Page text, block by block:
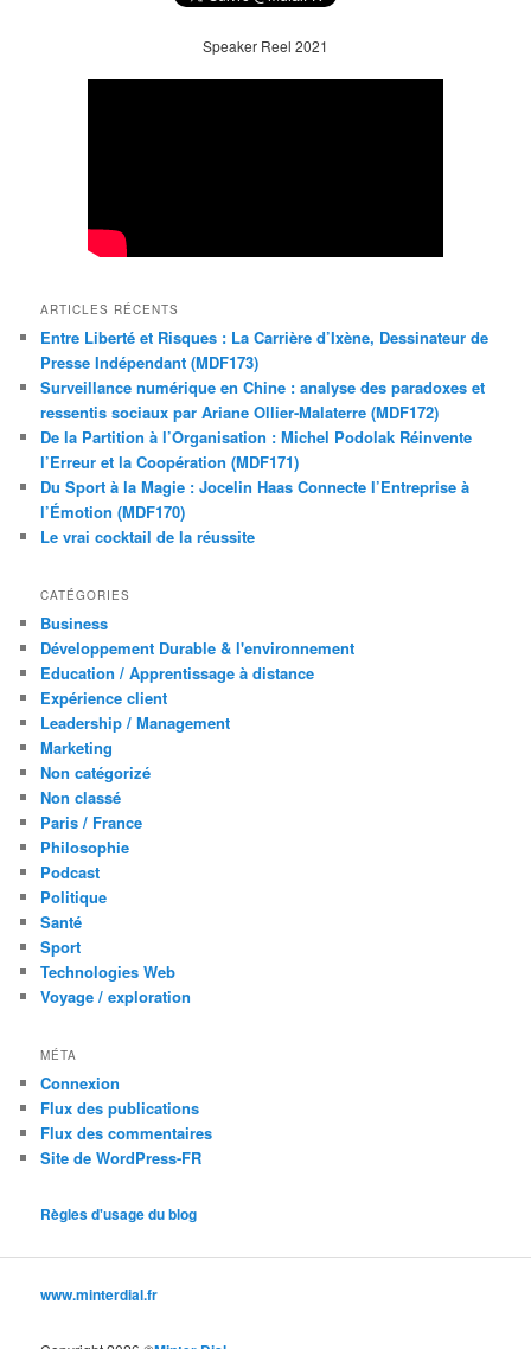
Speaker Reel 2021
ARTICLES RÉCENTS
Entre Liberté et Risques : La Carrière d’Ixène, Dessinateur de
Presse Indépendant (MDF173)
Surveillance numérique en Chine : analyse des paradoxes et
ressentis sociaux par Ariane Ollier-Malaterre (MDF172)
De la Partition à l’Organisation : Michel Podolak Réinvente
l’Erreur et la Coopération (MDF171)
Du Sport à la Magie : Jocelin Haas Connecte l’Entreprise à
l’Émotion (MDF170)
Le vrai cocktail de la réussite
CATÉGORIES
Business
Développement Durable & l'environnement
Education / Apprentissage à distance
Expérience client
Leadership / Management
Marketing
Non catégorizé
Non classé
Paris / France
Philosophie
Podcast
Politique
Santé
Sport
Technologies Web
Voyage / exploration
MÉTA
Connexion
Flux des publications
Flux des commentaires
Site de WordPress-FR
Règles d'usage du blog
www.minterdial.fr